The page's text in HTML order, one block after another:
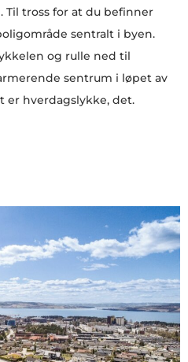
tross for at du befinner
sentralt i byen.
og rulle ned til
sentrum i løpet av
er hverdagslykke, det.